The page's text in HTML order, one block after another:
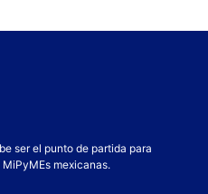
ser el punto de partida para
mexicanas.